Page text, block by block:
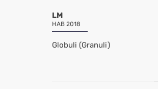
LM
HAB 2018
Globuli (Granuli)